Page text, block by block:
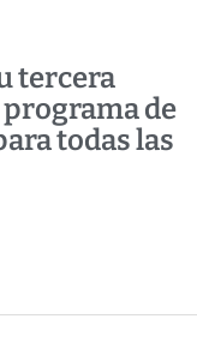
tercera
de
todas las